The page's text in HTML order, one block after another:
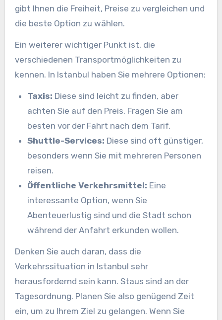
gibt Ihnen die Freiheit, Preise zu vergleichen und
die beste Option zu wählen.
Ein weiterer wichtiger Punkt ist, die
verschiedenen Transportmöglichkeiten zu
kennen. In Istanbul haben Sie mehrere Optionen:
Taxis: Diese sind leicht zu finden, aber
achten Sie auf den Preis. Fragen Sie am
besten vor der Fahrt nach dem Tarif.
Shuttle-Services: Diese sind oft günstiger,
besonders wenn Sie mit mehreren Personen
reisen.
Öffentliche Verkehrsmittel: Eine
interessante Option, wenn Sie
Abenteuerlustig sind und die Stadt schon
während der Anfahrt erkunden wollen.
Denken Sie auch daran, dass die
Verkehrssituation in Istanbul sehr
herausfordernd sein kann. Staus sind an der
Tagesordnung. Planen Sie also genügend Zeit
ein, um zu Ihrem Ziel zu gelangen. Wenn Sie